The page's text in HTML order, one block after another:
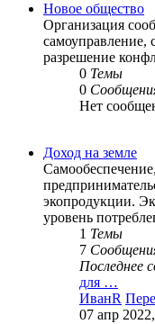
Новое общество
Организация
самоуправление,
разрешение
0 Темы
0
Нет
Доход на земле
экопродукции.
уровень
1 Темы
7
Последнее
для …
ИванR
07 апр